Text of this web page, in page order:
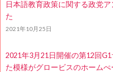
日本語教育政策に関する政党
た
2021年10月25日
2021年3月21日開催の第12回
た模様がグロービスのホーム